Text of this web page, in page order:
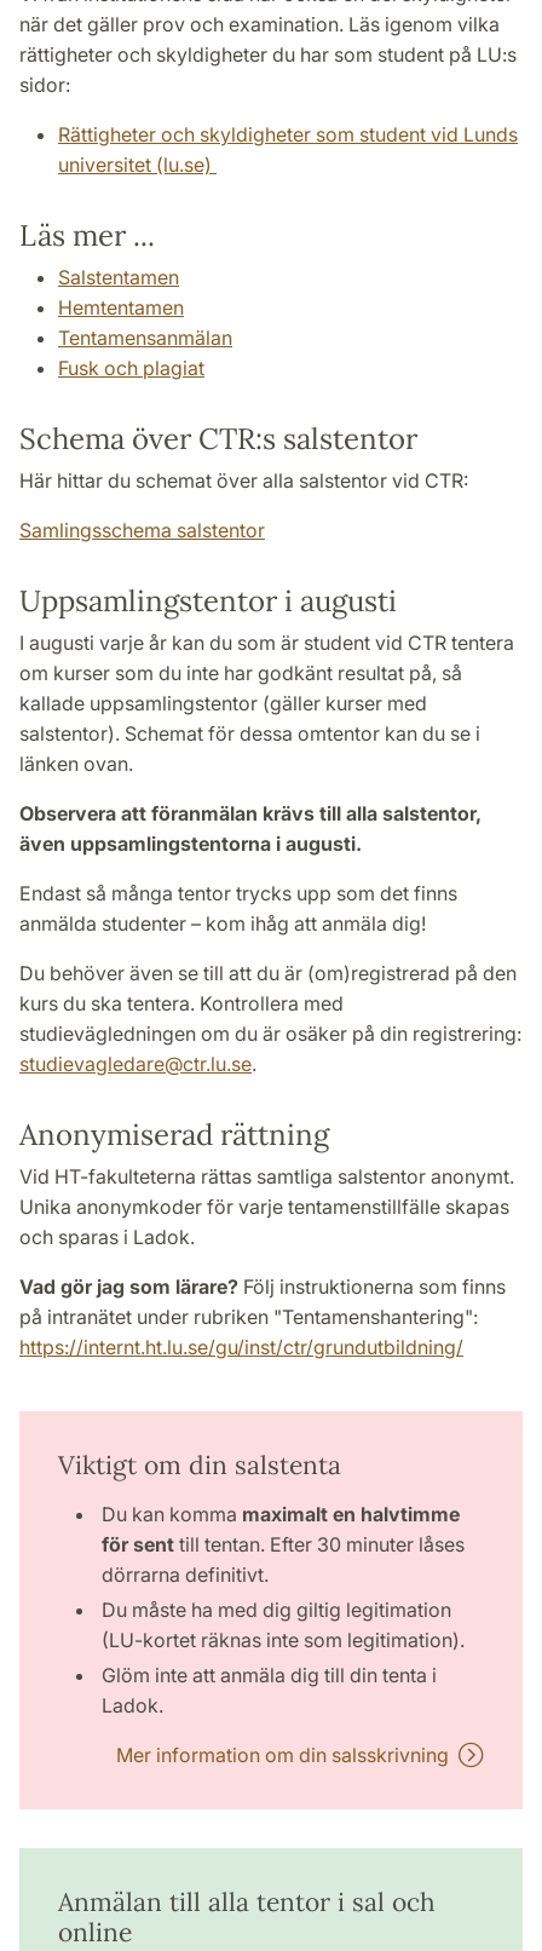
när det gäller prov och examination. Läs igenom vilka
rättigheter och skyldigheter du har som student på LU:s
sidor:
Rättigheter och skyldigheter som student vid Lunds
universitet (lu.se)
Läs mer ...
Salstentamen
Hemtentamen
Tentamensanmälan
Fusk och plagiat
Schema över CTR:s salstentor
Här hittar du schemat över alla salstentor vid CTR:
Samlingsschema salstentor
Uppsamlingstentor i augusti
I augusti varje år kan du som är student vid CTR tentera
om kurser som du inte har godkänt resultat på, så
kallade uppsamlingstentor (gäller kurser med
salstentor). Schemat för dessa omtentor kan du se i
länken ovan.
Observera att föranmälan krävs till alla salstentor,
även uppsamlingstentorna i augusti.
Endast så många tentor trycks upp som det finns
anmälda studenter – kom ihåg att anmäla dig!
Du behöver även se till att du är (om)registrerad på den
kurs du ska tentera. Kontrollera med
studievägledningen om du är osäker på din registrering:
studievagledare@ctr.lu.se.
Anonymiserad rättning
Vid HT-fakulteterna rättas samtliga salstentor anonymt.
Unika anonymkoder för varje tentamenstillfälle skapas
och sparas i Ladok.
Vad gör jag som lärare? Följ instruktionerna som finns
på intranätet under rubriken "Tentamenshantering":
https://internt.ht.lu.se/gu/inst/ctr/grundutbildning/
Viktigt om din salstenta
Du kan komma maximalt en halvtimme
för sent till tentan. Efter 30 minuter låses
dörrarna definitivt.
Du måste ha med dig giltig legitimation
(LU-kortet räknas inte som legitimation).
Glöm inte att anmäla dig till din tenta i
Ladok.
Mer information om din salsskrivning
Anmälan till alla tentor i sal och
online